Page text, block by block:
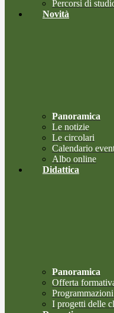
Percorsi di
Novità
Panoramica
Le notizie
Le circolari
Calendario
Albo online
Didattica
Panoramica
Offerta
I progetti delle